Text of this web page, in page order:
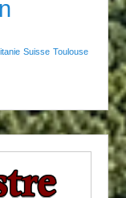
Suisse Toulouse